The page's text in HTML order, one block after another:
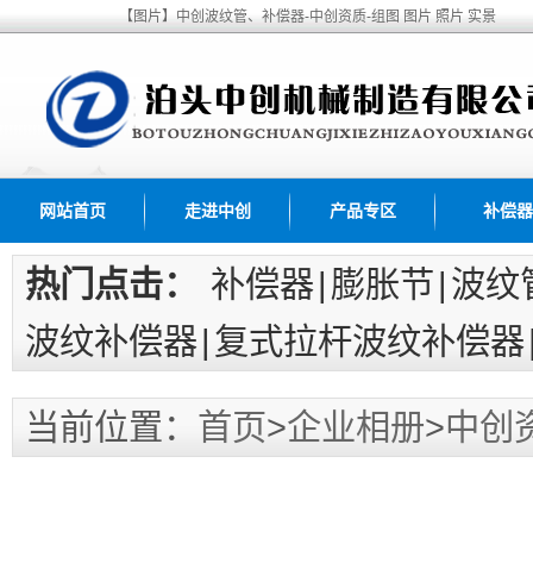
【图片】中创波纹管、补偿器-中创资质-组图 图片 照片 实景
网站首页 走进中创 产品专区 补偿器
热门点击： 补偿器| 膨胀节| 波纹
波纹补偿器| 复式拉杆波纹补偿器
当前位置： 首页>企业相册>中创